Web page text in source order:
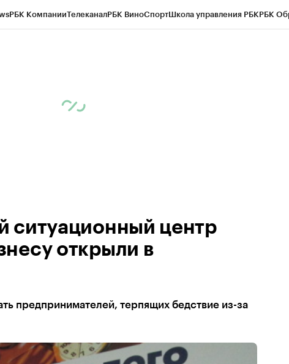
РБК КомпанииТелеканалРБК ВиноСпортШкола управления РБКРБК
ситуационный центр
открыли в
предпринимателей, терпящих бедствие из-за